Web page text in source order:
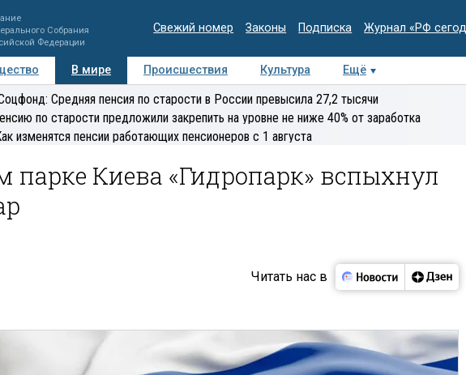
Собрания
Федерации
Свежий номер Законы Подписка Журнал «РФ
В мире Происшествия Культура Ещё
Регионы Медиацентр Интервью Колумнисты
Средняя пенсия по старости в России превысила 27,2 тысячи
по старости предложили закрепить на уровне не ниже 40% от заработка
изменятся пенсии работающих пенсионеров с 1 августа
парке Киева «Гидропарк» вспыхнул
Читать нас в